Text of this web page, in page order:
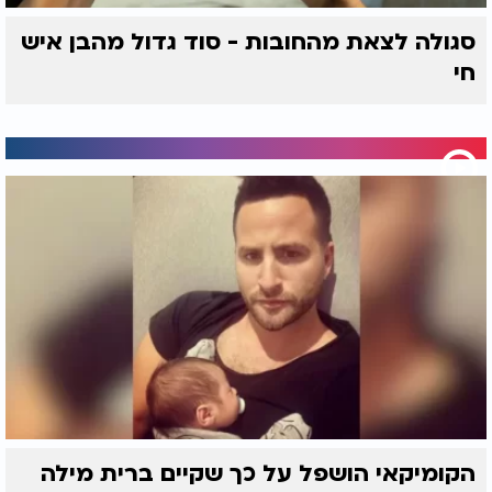
סגולה לצאת מהחובות - סוד גדול מהבן איש
חי
הקומיקאי הושפל על כך שקיים ברית מילה